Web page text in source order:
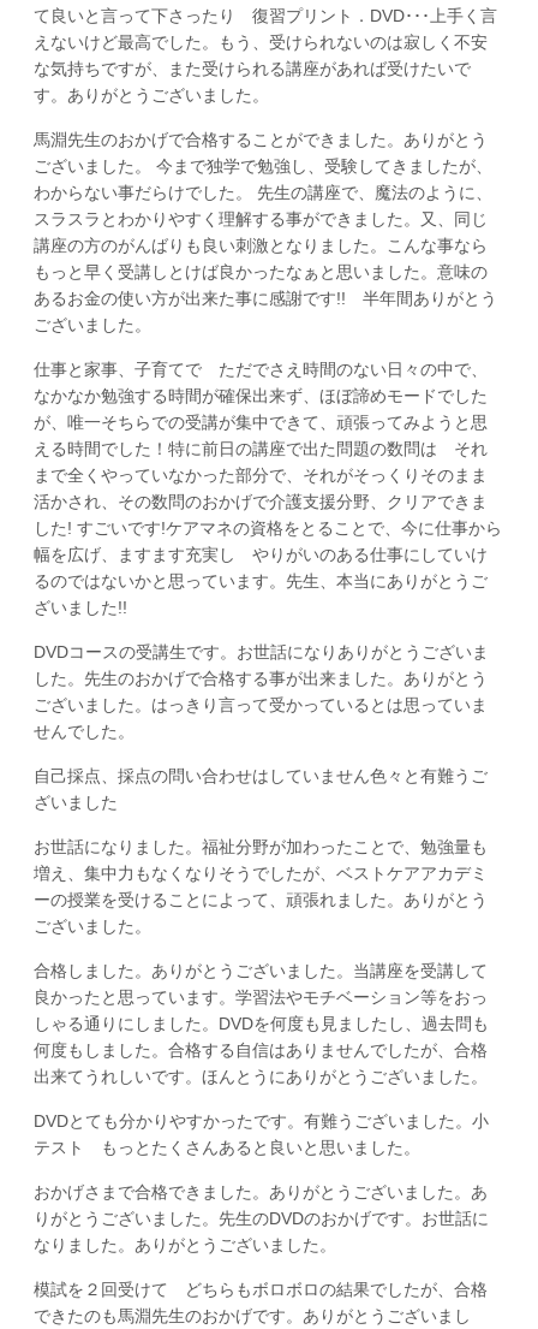
て良いと言って下さったり 復習プリント．DVD･･･上手く言
えないけど最高でした。もう、受けられないのは寂しく不安
な気持ちですが、また受けられる講座があれば受けたいで
す。ありがとうございました。
馬淵先生のおかげで合格することができました。ありがとう
ございました。 今まで独学で勉強し、受験してきましたが、
わからない事だらけでした。 先生の講座で、魔法のように、
スラスラとわかりやすく理解する事ができました。又、同じ
講座の方のがんばりも良い刺激となりました。こんな事なら
もっと早く受講しとけば良かったなぁと思いました。意味の
あるお金の使い方が出来た事に感謝です!! 半年間ありがとう
ございました。
仕事と家事、子育てで ただでさえ時間のない日々の中で、
なかなか勉強する時間が確保出来ず、ほぼ諦めモードでした
が、唯一そちらでの受講が集中できて、頑張ってみようと思
える時間でした！特に前日の講座で出た問題の数問は それ
まで全くやっていなかった部分で、それがそっくりそのまま
活かされ、その数問のおかげで介護支援分野、クリアできま
した! すごいです!ケアマネの資格をとることで、今に仕事から
幅を広げ、ますます充実し やりがいのある仕事にしていけ
るのではないかと思っています。先生、本当にありがとうご
ざいました!!
DVDコースの受講生です。お世話になりありがとうございま
した。先生のおかげで合格する事が出来ました。ありがとう
ございました。はっきり言って受かっているとは思っていま
せんでした。
自己採点、採点の問い合わせはしていません色々と有難うご
ざいました
お世話になりました。福祉分野が加わったことで、勉強量も
増え、集中力もなくなりそうでしたが、ベストケアアカデミ
ーの授業を受けることによって、頑張れました。ありがとう
ございました。
合格しました。ありがとうございました。当講座を受講して
良かったと思っています。学習法やモチベーション等をおっ
しゃる通りにしました。DVDを何度も見ましたし、過去問も
何度もしました。合格する自信はありませんでしたが、合格
出来てうれしいです。ほんとうにありがとうございました。
DVDとても分かりやすかったです。有難うございました。小
テスト もっとたくさんあると良いと思いました。
おかげさまで合格できました。ありがとうございました。あ
りがとうございました。先生のDVDのおかげです。お世話に
なりました。ありがとうございました。
模試を２回受けて どちらもボロボロの結果でしたが、合格
できたのも馬淵先生のおかげです。ありがとうございまし